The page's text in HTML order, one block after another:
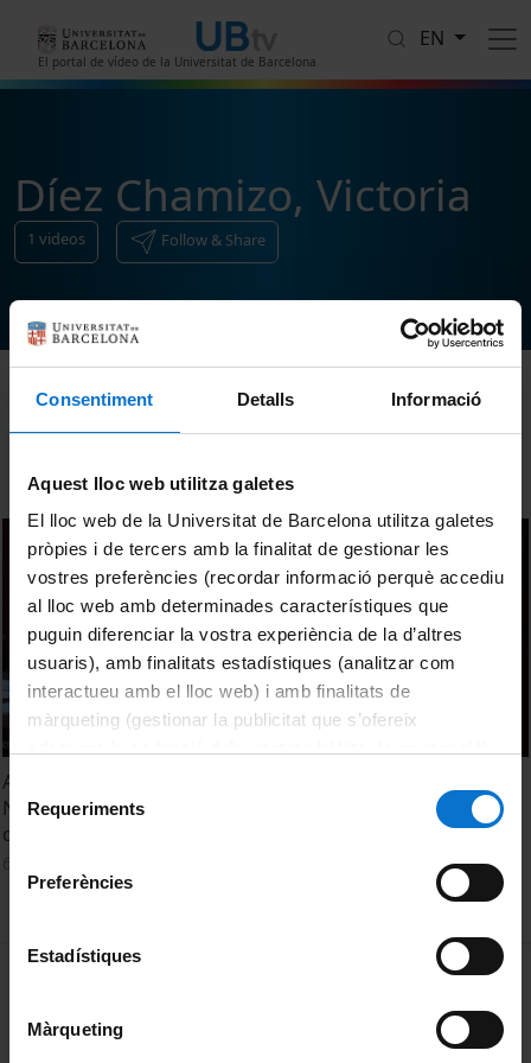
Consentiment Detalls Informació
Aquest lloc web utilitza galetes
El lloc web de la Universitat de Barcelona utilitza galetes
pròpies i de tercers amb la finalitat de gestionar les
vostres preferències (recordar informació perquè accediu
al lloc web amb determinades característiques que
puguin diferenciar la vostra experiència de la d’altres
usuaris), amb finalitats estadístiques (analitzar com
interactueu amb el lloc web) i amb finalitats de
màrqueting (gestionar la publicitat que s’ofereix
consultar laPolítica de galetes del lloc web de la
Selecció
de
consentiment
Requeriments
Preferències
Estadístiques
Màrqueting
El portal de vídeo de la Universitat de Barcelona
EN
Díez Chamizo, Victoria
1 videos Follow & Share
Acte d’entrega de la Medalla d’Or de la UB al professor
Nicholas J. Mackintosh i acte acadèmic de final d'estudis
de Màster Oficial de la Facultat de Psicologia 2014-2015
MENÚ PEU 1